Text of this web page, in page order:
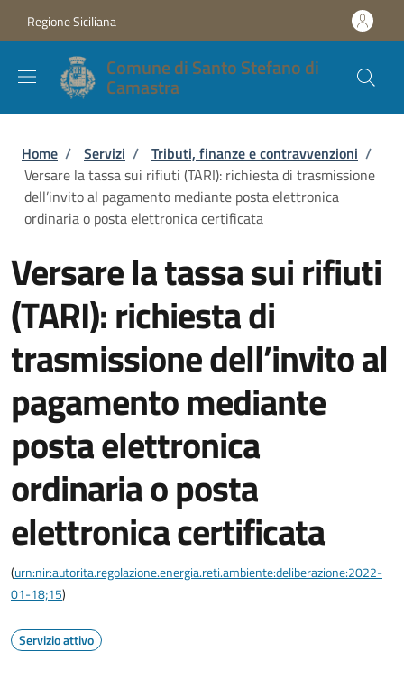
Regione Siciliana
Comune di Santo Stefano di
Camastra
Briciole di pane
Home / Servizi / Tributi, finanze e contravvenzioni /
Versare la tassa sui rifiuti (TARI): richiesta di trasmissione
dell’invito al pagamento mediante posta elettronica
ordinaria o posta elettronica certificata
Versare la tassa sui rifiuti
(TARI): richiesta di
trasmissione dell’invito al
pagamento mediante
posta elettronica
ordinaria o posta
elettronica certificata
(urn:nir:autorita.regolazione.energia.reti.ambiente:deliberazione:2022-
01-18;15)
Servizio attivo